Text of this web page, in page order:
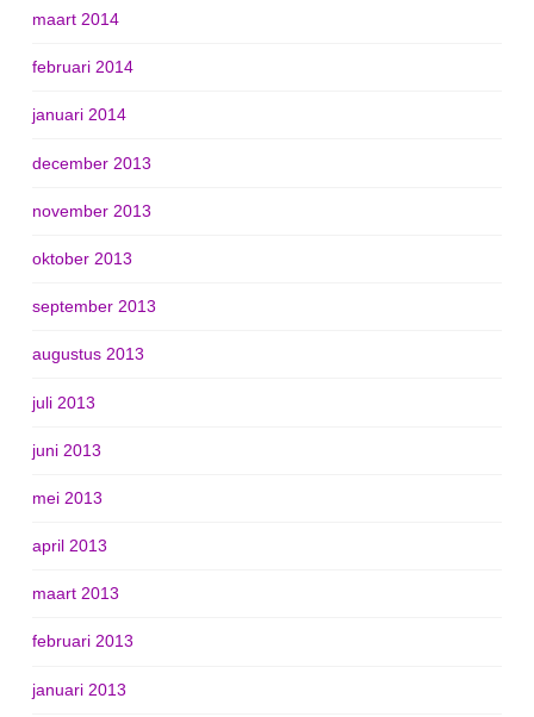
maart 2014
februari 2014
januari 2014
december 2013
november 2013
oktober 2013
september 2013
augustus 2013
juli 2013
juni 2013
mei 2013
april 2013
maart 2013
februari 2013
januari 2013